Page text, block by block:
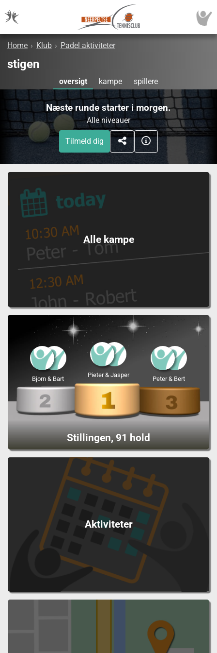
Home › Klub › Padel aktiviteter
stigen
oversigt kampe spillere
Næste runde starter i morgen.
Alle niveauer
Tilmeld dig
Alle kampe
Stillingen, 91 hold
Pieter & Jasper
Bjorn & Bart Peter & Bert
Aktiviteter